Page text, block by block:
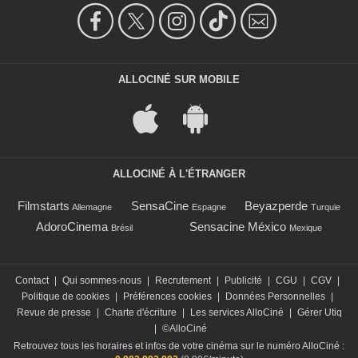
ALLOCINÉ SUR MOBILE
ALLOCINÉ À L'ÉTRANGER
Filmstarts Allemagne SensaCine Espagne Beyazperde Turquie
AdoroCinema Brésil Sensacine México Mexique
Contact Qui sommes-nous Recrutement Publicité CGU CGV
Politique de cookies
Préférences cookies Données Personnelles
Revue de presse
Charte d'écriture Les services AlloCiné
Gérer Utiq
©AlloCiné
Retrouvez tous les horaires et infos de votre cinéma sur le numéro AlloCiné :